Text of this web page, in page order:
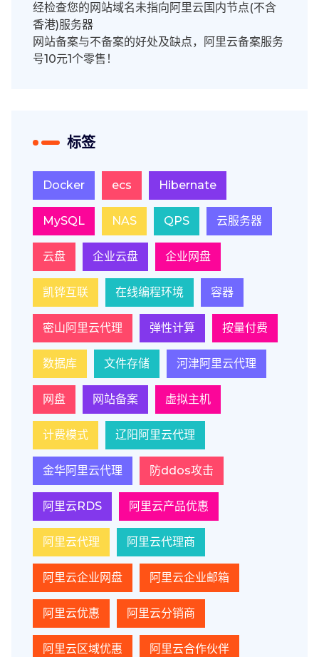
经检查您的网站域名未指向阿里云国内节点(不含
香港)服务器
网站备案与不备案的好处及缺点，阿里云备案服务
号10元1个零售！
标签
Docker ecs Hibernate
MySQL NAS QPS 云服务器
云盘 企业云盘 企业网盘
凯铧互联 在线编程环境 容器
密山阿里云代理 弹性计算 按量付费
数据库 文件存储 河津阿里云代理
网盘 网站备案 虚拟主机
计费模式 辽阳阿里云代理
金华阿里云代理 防ddos攻击
阿里云RDS 阿里云产品优惠
阿里云代理 阿里云代理商
阿里云企业网盘 阿里云企业邮箱
阿里云优惠 阿里云分销商
阿里云区域优惠 阿里云合作伙伴